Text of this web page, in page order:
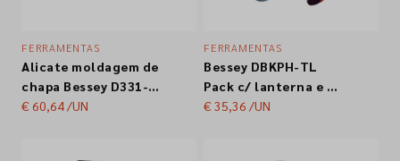
Empresa
FERRAMENTAS
Alicate moldagem de
chapa Bessey D331-
60
€ 60,64/UN
FERRAMENTAS
Bessey DBKPH-TL
Pack c/ lanterna e X-
Ato Dobrável
€ 35,36 /UN